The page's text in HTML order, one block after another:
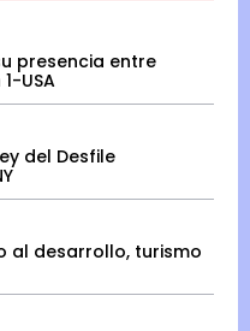
presencia entre
USA
del Desfile
al desarrollo, turismo